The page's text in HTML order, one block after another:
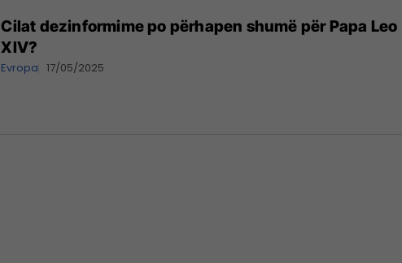
Cilat dezinformime po përhapen shumë për Papa Leo
XIV?
Evropa 17/05/2025